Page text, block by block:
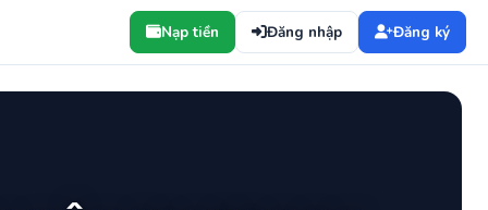
Nạp tiền Đăng nhập Đăng ký